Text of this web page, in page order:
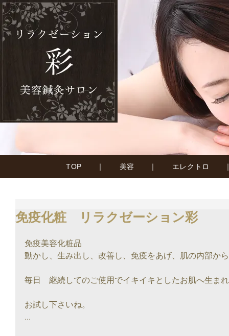
TOP ｜ 美容 ｜ エレクトロ
免疫化粧 リラクゼーション彩
免疫美容化粧品
動かし、生み出し、改善し、免疫をあげ、肌の内部か
毎日　継続してのご使用でイキイキとしたお肌へ生ま
お試し下さいね。
...